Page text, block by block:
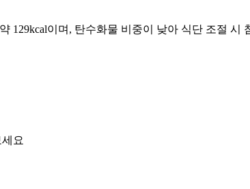
129kcal이며, 탄수화물 비중이 낮아 식단 조절 시
요